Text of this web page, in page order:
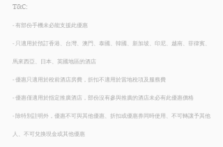
T&C:
- 有部份手機未必能支援此優惠
- 只適用於預訂香港、台灣、澳門、泰國、韓國、新加坡、印尼、越南、菲律賓、
馬來西亞、日本、英國地區的酒店
- 優惠只適用於稅前酒店房費，折扣不適用於當地稅項及服務費
- 優惠僅適用於指定推廣酒店，部份沒有參與推廣的酒店未必有此優惠價格
- 除特別註明外，優惠不可與其他優惠、折扣或優惠券同時使用、不可轉讓予其他
人、不可兌換現金或其他優惠